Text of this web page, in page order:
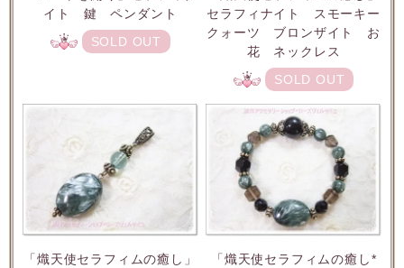
イト 鍵 ペンダント
SOLD OUT
セラフィナイト スモーキー
クォーツ ブロンザイト お
花 ネックレス
SOLD OUT
「熾天使セラフィムの癒し」
「熾天使セラフィムの癒し*